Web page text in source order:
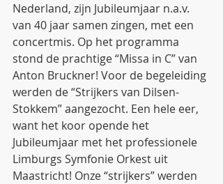
Nederland, zijn Jubileumjaar n.a.v.
van 40 jaar samen zingen, met een
concertmis. Op het programma
stond de prachtige “Missa in C” van
Anton Bruckner! Voor de begeleiding
werden de “Strijkers van Dilsen-
Stokkem” aangezocht. Een hele eer,
want het koor opende het
Jubileumjaar met het professionele
Limburgs Symfonie Orkest uit
Maastricht! Onze “strijkers” werden